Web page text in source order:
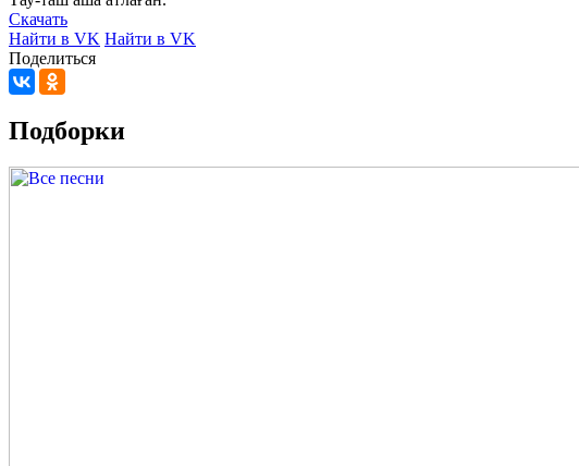
Скачать
Найти в VK Найти в VK
Поделиться
Подборки